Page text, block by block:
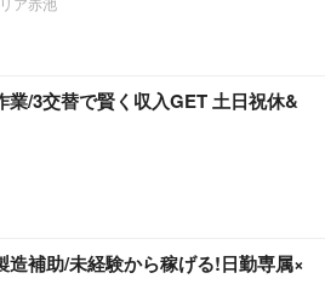
業/3交替で賢く収入GET 土日祝休&
補助/未経験から稼げる!日勤専属×